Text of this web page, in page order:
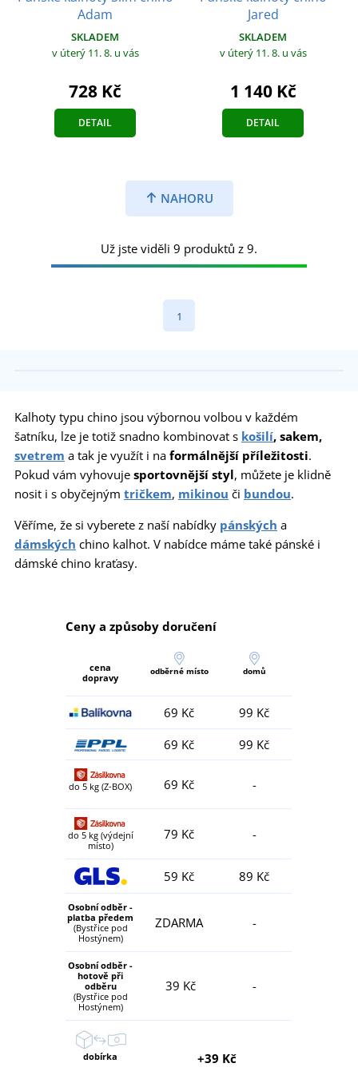
Adam
SKLADEM
v úterý 11. 8. u vás
728 Kč
DETAIL
Jared
SKLADEM
v úterý 11. 8. u vás
1 140 Kč
DETAIL
NAHORU
Už jste viděli 9 produktů z 9.
1
Kalhoty typu chino jsou výbornou volbou v každém
šatníku, lze je totiž snadno kombinovat s košilí, sakem,
svetrem a tak je využít i na formálnější příležitosti.
Pokud vám vyhovuje sportovnější styl, můžete je klidně
nosit i s obyčejným tričkem, mikinou či bundou.
Věříme, že si vyberete z naší nabídky pánských a
dámských chino kalhot. V nabídce máme také pánské i
dámské chino kraťasy.
Ceny a způsoby doručení
cena
dopravy
odběrné místo domů
69 Kč
99 Kč
69 Kč
99 Kč
do 5 kg (Z-BOX) 69 Kč -
do 5 kg (výdejní
místo)
79 Kč -
59 Kč 89 Kč
Osobní odběr -
platba předem
(Bystřice pod
Hostýnem)
ZDARMA -
Osobní odběr -
hotově při
odběru
(Bystřice pod
Hostýnem)
39 Kč -
dobírka +39 Kč